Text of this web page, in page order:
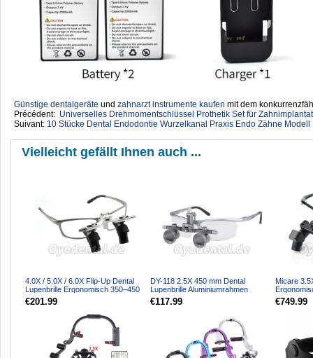
Günstige dentalgeräte ‎ und zahnarzt instrumente kaufen mit dem
Précédent: Universelles Drehmomentschlüssel Prothetik Set für
Suivant: 10 Stücke Dental Endodontie Wurzelkanal Praxis Endo Zähne Modell
Vielleicht gefällt Ihnen auch ...
4.0X / 5.0X / 6.0X Flip-Up Dental
Lupenbrille Ergonomisch 350–450
mm
€201.99
DY-118 2.5X 450 mm Dental
Lupenbrille Aluminiumrahmen
Einstellbarer Pupillenabst...
€117.99
Micare
€749.99